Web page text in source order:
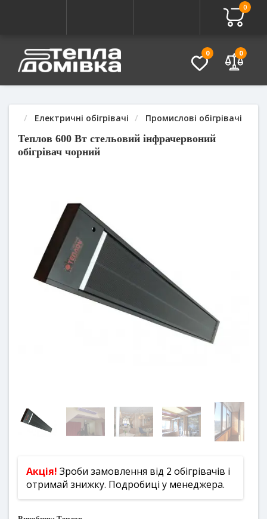
0
0 0
Електричні обігрівачі Промислові обігрівачі
Теплов 600 Вт стельовий інфрачервоний
обігрівач чорний
Питання - Відповідь
Акція! Зроби замовлення від 2 обігрівачів і
отримай знижку. Подробиці у менеджера.